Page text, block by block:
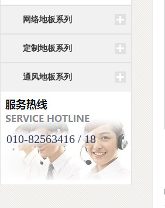
网络地板系列
定制地板系列
通风地板系列
010-82563416 / 18